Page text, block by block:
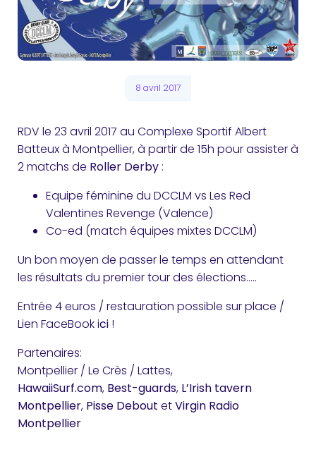
8 avril 2017
RDV le 23 avril 2017 au Complexe Sportif Albert
Batteux à Montpellier, à partir de 15h pour assister à
2 matchs de Roller Derby :
Equipe féminine du DCCLM vs Les Red
Valentines Revenge (Valence)
Co-ed (match équipes mixtes DCCLM)
Un bon moyen de passer le temps en attendant
les résultats du premier tour des élections…..
Entrée 4 euros / restauration possible sur place /
Lien FaceBook ici !
Partenaires:
Montpellier / Le Crès / Lattes,
HawaiiSurf.com, Best-guards, L’Irish tavern
Montpellier, Pisse Debout etVirgin Radio
Montpellier